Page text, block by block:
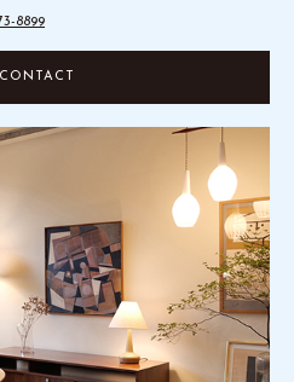
8899
CONTACT